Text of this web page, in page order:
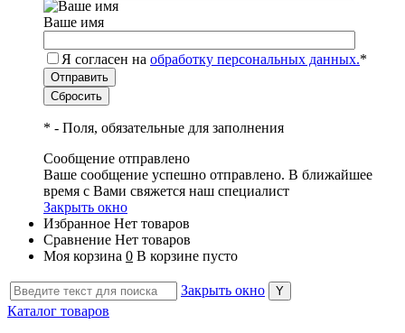
Ваше имя
Я согласен на обработку персональных данных.*
* - Поля, обязательные для заполнения
Сообщение отправлено
Ваше сообщение успешно отправлено. В ближайшее
время с Вами свяжется наш специалист
Закрыть окно
Избранное Нет товаров
Сравнение Нет товаров
Моя корзина 0 В корзине пусто
Закрыть окно
Каталог товаров